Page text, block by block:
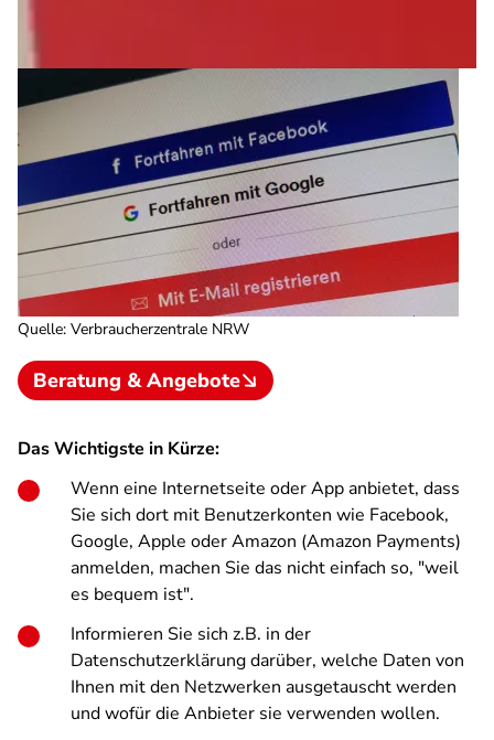
Quelle: Verbraucherzentrale NRW
Beratung & Angebote
Das Wichtigste in Kürze:
Wenn eine Internetseite oder App anbietet, dass
Sie sich dort mit Benutzerkonten wie Facebook,
Google, Apple oder Amazon (Amazon Payments)
anmelden, machen Sie das nicht einfach so, "weil
es bequem ist".
Informieren Sie sich z.B. in der
Datenschutzerklärung darüber, welche Daten von
Ihnen mit den Netzwerken ausgetauscht werden
und wofür die Anbieter sie verwenden wollen.